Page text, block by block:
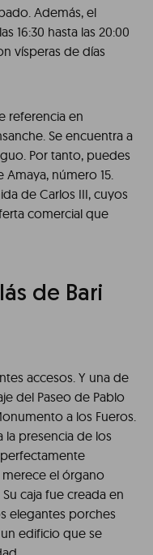
Además, el
16:30 hasta las 20:00
vísperas de días
referencia en
Se encuentra a
Por tanto, puedes
número 15.
de Carlos III, cuyos
comercial que
de Bari
accesos. Y una de
del Paseo de Pablo
a los Fueros.
la presencia de los
merece el órgano
caja fue creada en
elegantes porches
edificio que se